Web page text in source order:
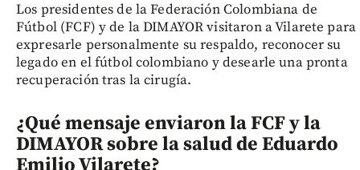
Los presidentes de la Federación Colombiana de
Fútbol (FCF) y de la DIMAYOR visitaron a Vilarete para
expresarle personalmente su respaldo, reconocer su
legado en el fútbol colombiano y desearle una pronta
recuperación tras la cirugía.
¿Qué mensaje enviaron la FCF y la
DIMAYOR sobre la salud de Eduardo